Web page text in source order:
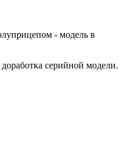
- модель в
серийной модели.